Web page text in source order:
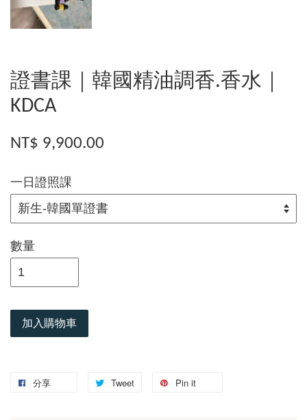
證書課｜韓國精油調香.香水｜
KDCA
NT$ 9,900.00
一日證照課
數量
加入購物車
分享 Tweet Pin it